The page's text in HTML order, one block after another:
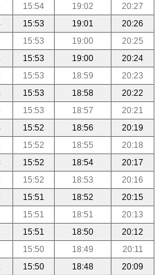
15:54 19:02
20:27
15:53 19:01
20:26
15:53 19:00
20:25
15:53 19:00
20:24
15:53 18:59
20:23
15:53 18:58
20:22
15:53 18:57
20:21
15:52 18:56
20:19
15:52 18:55
20:18
15:52 18:54
20:17
15:52 18:53
20:16
15:51 18:52
20:15
15:51 18:51
20:13
15:51 18:50
20:12
15:50 18:49
20:11
15:50 18:48
20:09